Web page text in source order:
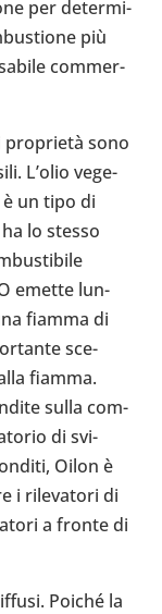
per deter­mi­
più
com­mer­
proprietà sono
L’olio vege­
un tipo di
lo stesso
emette lun­
fiamma di
sce­
fiamma.
sulla com­
di svi­
Oilon è
i rile­va­tori di
a fronte di
Poiché la